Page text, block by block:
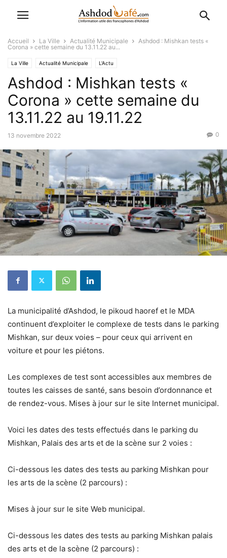
Accueil La Ville Actualité Municipale
Ashdod : Mishkan tests «
Corona » cette semaine du 13.11.22 au...
La Ville Actualité Municipale L'Actu
Ashdod : Mishkan tests «
Corona » cette semaine du
13.11.22 au 19.11.22
13 novembre 2022 0
La municipalité d’Ashdod, le pikoud haoref et le MDA
continuent d’exploiter le complexe de tests dans le parking
Mishkan, sur deux voies – pour ceux qui arrivent en
voiture et pour les piétons.
Les complexes de test sont accessibles aux membres de
toutes les caisses de santé, sans besoin d’ordonnance et
de rendez-vous. Mises à jour sur le site Internet municipal.
Voici les dates des tests effectués dans le parking du
Mishkan, Palais des arts et de la scène sur 2 voies :
Ci-dessous les dates des tests au parking Mishkan pour
les arts de la scène (2 parcours) :
Mises à jour sur le site Web municipal.
Ci-dessous les dates des tests au parking Mishkan palais
des arts et de la scène (2 parcours) :